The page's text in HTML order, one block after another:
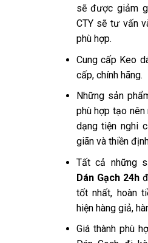
sẽ được giảm
CTY sẽ tư vấn
phù hợp.
Cung cấp Keo
cấp, chính hãng.
Những sản
phù hợp tạo
dạng tiện nghi
giãn và thiền
Tất cả những
Dán Gạch 24h
tốt nhất, hoàn
hiện hàng giả,
Giá thành phù